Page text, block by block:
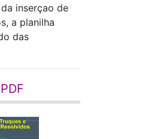
inserçao de
a planilha
das